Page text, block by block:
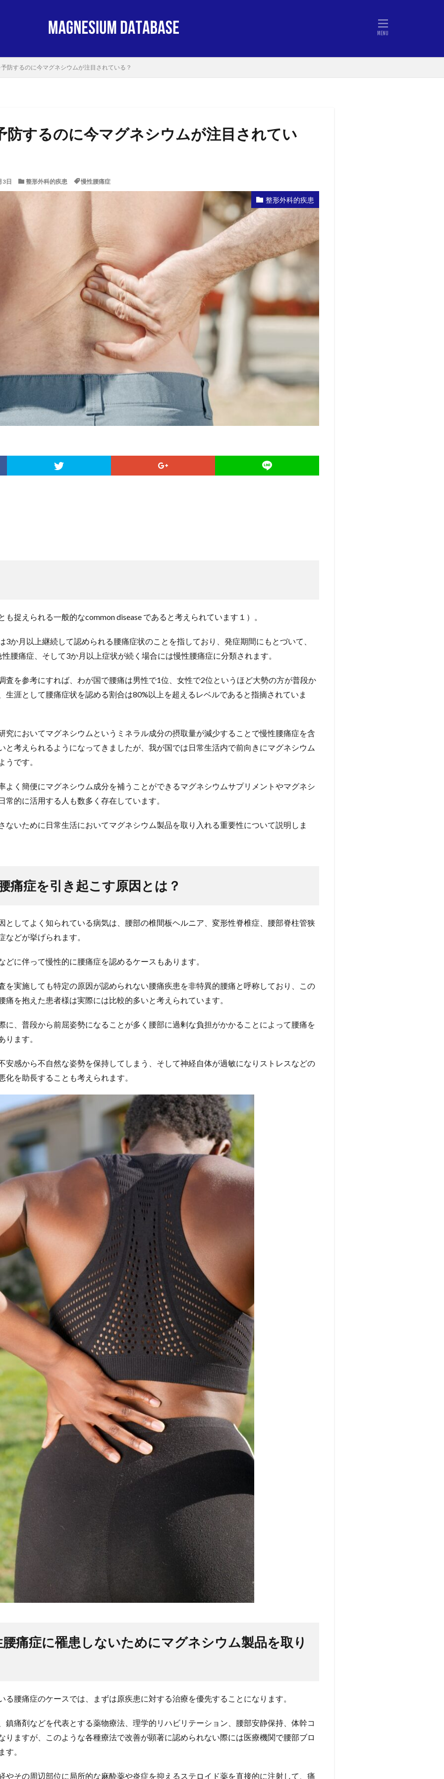
防するのに今マグネシウムが注目されている？
防するのに今マグネシウムが注目されてい
3日 整形外科的疾患 慢性腰痛症
整形外科的疾患
捉えられる一般的なcommon disease であると考えられています１）。
3か月以上継続して認められる腰痛症状のことを指しており、発症期間にもとづいて、
腰痛症、そして3か月以上症状が続く場合には慢性腰痛症に分類されます。
査を参考にすれば、わが国で腰痛は男性で1位、女性で2位というほど大勢の方が普段か
生涯として腰痛症状を認める割合は80%以上を超えるレベルであると指摘されていま
究においてマグネシウムというミネラル成分の摂取量が減少することで慢性腰痛症を含
と考えられるようになってきましたが、我が国では日常生活内で前向きにマグネシウム
うです。
よく簡便にマグネシウム成分を補うことができるマグネシウムサプリメントやマグネシ
常的に活用する人も数多く存在しています。
ないために日常生活においてマグネシウム製品を取り入れる重要性について説明しま
痛症を引き起こす原因とは？
としてよく知られている病気は、腰部の椎間板ヘルニア、変形性脊椎症、腰部脊柱管狭
どが挙げられます。
どに伴って慢性的に腰痛症を認めるケースもあります。
を実施しても特定の原因が認められない腰痛疾患を非特異的腰痛と呼称しており、この
痛を抱えた患者様は実際には比較的多いと考えられています。
に、普段から前屈姿勢になることが多く腰部に過剰な負担がかかることによって腰痛を
ります。
安感から不自然な姿勢を保持してしまう、そして神経自体が過敏になりストレスなどの
を助長することも考えられます。
痛症に罹患しないためにマグネシウム製品を取り
る腰痛症のケースでは、まずは原疾患に対する治療を優先することになります。
鎮痛剤などを代表とする薬物療法、理学的リハビリテーション、腰部安静保持、体幹コ
りますが、このような各種療法で改善が顕著に認められない際には医療機関で腰部ブロ
す。
やその周辺部位に局所的な麻酔薬や炎症を抑えるステロイド薬を直接的に注射して、痛